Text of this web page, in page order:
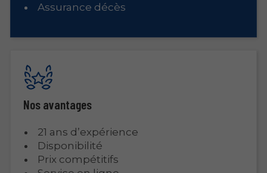
Assurance décès
Nos avantages
21 ans d’expérience
Disponibilité
Prix compétitifs